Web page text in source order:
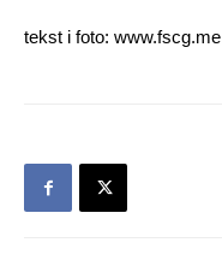
tekst i foto: www.fscg.me